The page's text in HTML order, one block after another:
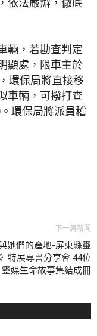
輛，若勘查判定
顯處，限車主於
環保局將直接移
車輛，可撥打查
環保局將派員稽
下一篇新聞
她們的產地-屏東縣靈
特展專書分享會 44位
靈媒生命故事集結成冊